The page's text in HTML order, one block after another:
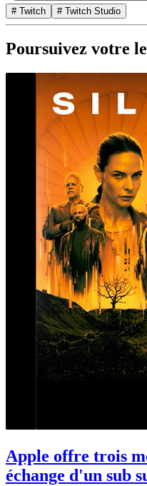
# Twitch # Twitch Studio
Poursuivez votre
Apple offre trois
échange d'un sub